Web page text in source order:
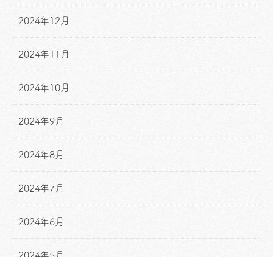
2024年12月
2024年11月
2024年10月
2024年9月
2024年8月
2024年7月
2024年6月
2024年5月